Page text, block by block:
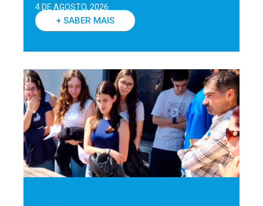
4 DE AGOSTO, 2026
+ SABER MAIS